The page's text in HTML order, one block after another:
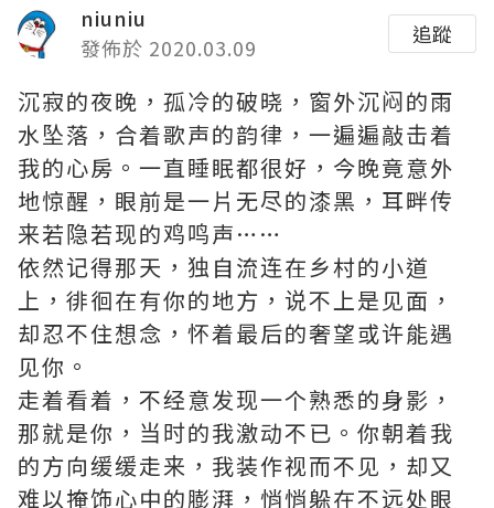
niuniu
發佈於 2020.03.09
追蹤
沉寂的夜晚，孤冷的破晓，窗外沉闷的雨
水坠落，合着歌声的韵律，一遍遍敲击着
我的心房。一直睡眠都很好，今晚竟意外
地惊醒，眼前是一片无尽的漆黑，耳畔传
来若隐若现的鸡鸣声……
依然记得那天，独自流连在乡村的小道
上，徘徊在有你的地方，说不上是见面，
却忍不住想念，怀着最后的奢望或许能遇
见你。
走着看着，不经意发现一个熟悉的身影，
那就是你，当时的我激动不已。你朝着我
的方向缓缓走来，我装作视而不见，却又
难以掩饰心中的膨湃，悄悄躲在不远处眼